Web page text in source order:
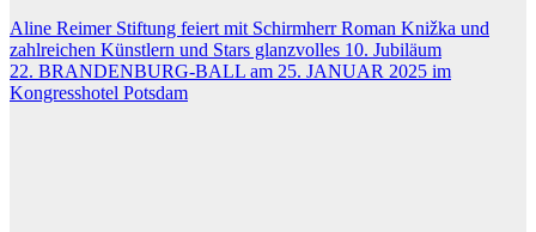
Beitragsnavigation
Aline Reimer Stiftung feiert mit Schirmherr Roman Knižka und
zahlreichen Künstlern und Stars glanzvolles 10. Jubiläum
22. BRANDENBURG-BALL am 25. JANUAR 2025 im
Kongress­hotel Potsdam